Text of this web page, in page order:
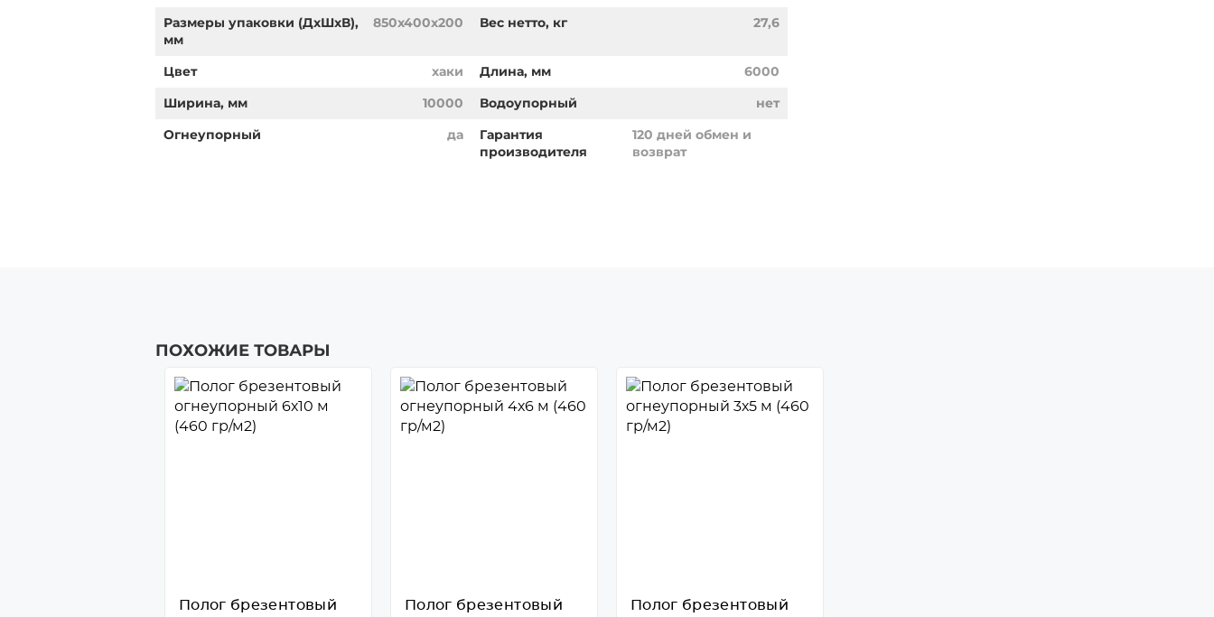
Размеры упаковки (ДхШхВ),
мм
850x400x200 Вес нетто, кг 27,6
Цвет хаки Длина, мм
6000
Ширина, мм
10000 Водоупорный
нет
Огнеупорный
да
Гарантия
производителя
120 дней обмен и
возврат
ПОХОЖИЕ ТОВАРЫ
Полог брезентовый
Полог брезентовый
Полог брезентовый